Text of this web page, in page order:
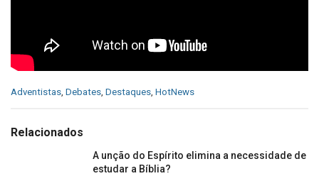
C
e
Adventistas Debates Destaques HotNews
Relacionados
A unção do Espírito elimina a necessidade de
estudar a Bíblia?